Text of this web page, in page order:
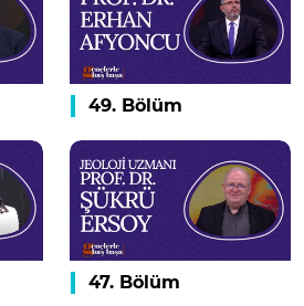
49. Bölüm
47. Bölüm